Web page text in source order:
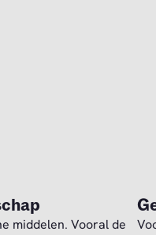
middelen. Vooral de